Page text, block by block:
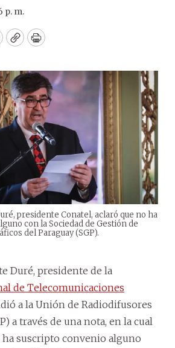
p. m.
CopyPrint
presidente Conatel, aclaró que no ha
con la Sociedad de Gestión de
del Paraguay (SGP).
Duré, presidente de la
de Telecomunicaciones
a la Unión de Radiodifusores
a través de una nota, en la cual
suscripto convenio alguno